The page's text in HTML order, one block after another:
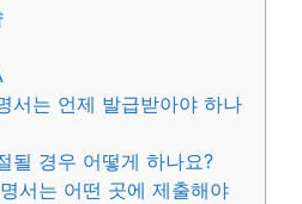
서는 언제 발급받아야 하나
될 경우 어떻게 하나요?
서는 어떤 곳에 제출해야